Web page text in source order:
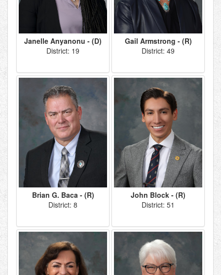
Janelle Anyanonu - (D)
District: 19
Gail Armstrong - (R)
District: 49
Brian G. Baca - (R)
District: 8
John Block - (R)
District: 51